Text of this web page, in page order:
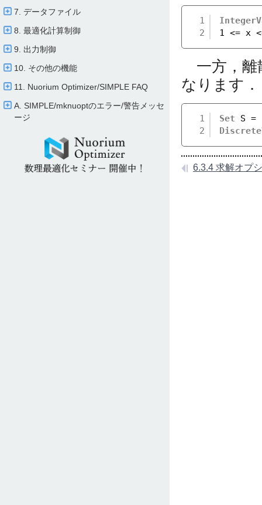
7. データファイル
8. 最適化計算制御
9. 出力制御
10. その他の機能
11. Nuorium Optimizer/​SIMPLE FAQ
A. SIMPLE/​mknuoptのエラー/​警告メッセ
ージ
1
2
1 <= x
一方，離
なります．
1
2
Set S =